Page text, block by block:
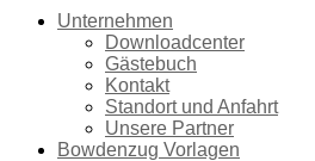
Unternehmen
Downloadcenter
Gästebuch
Kontakt
Standort und Anfahrt
Unsere Partner
Bowdenzug Vorlagen